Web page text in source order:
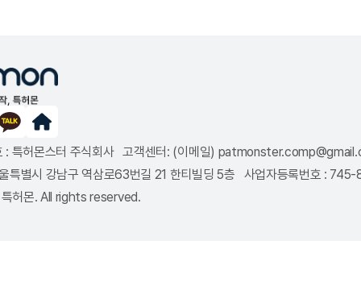
: 특허몬스터 주식회사 고객센터: (이메일)
특별시 강남구 역삼로63번길 21 한티빌딩 5층 사업자등록번호 :
허몬. All rights reserved.